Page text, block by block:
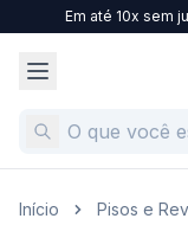
Em até 10x sem
Início Pisos e